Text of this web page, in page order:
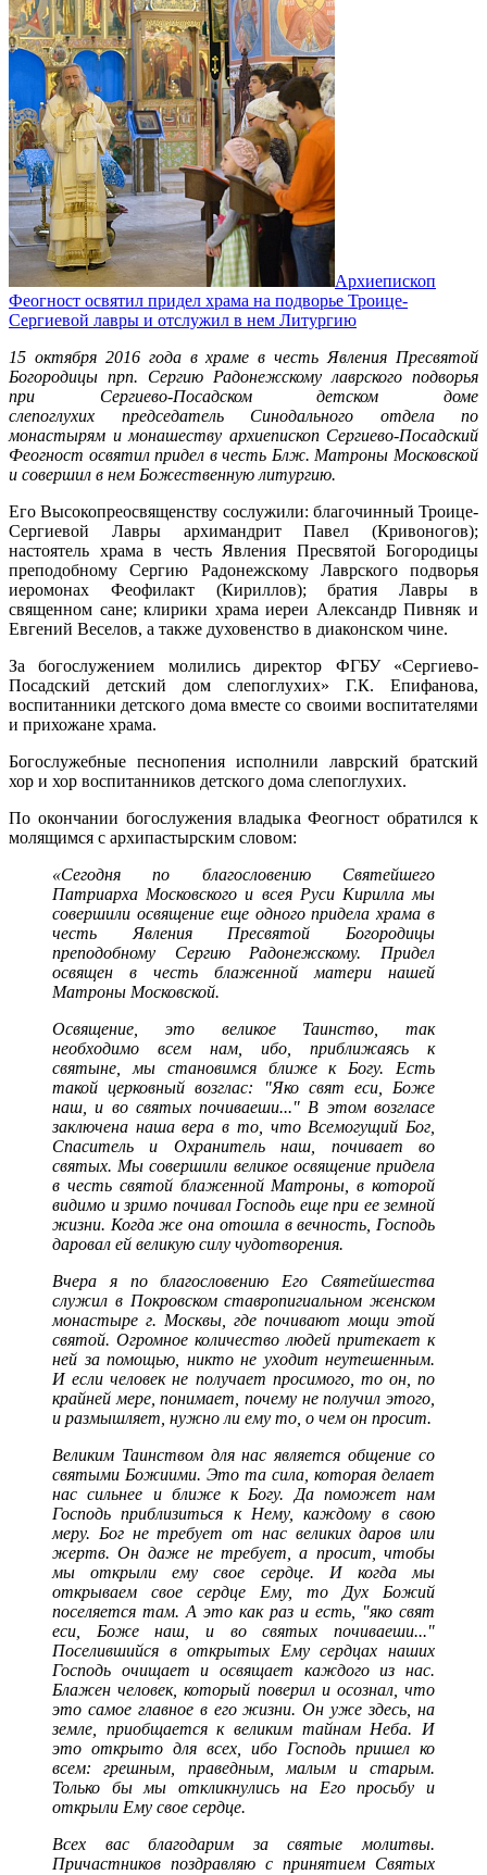
Архиепископ
Феогност освятил придел храма на подворье Троице-
Сергиевой лавры и отслужил в нем Литургию
15 октября 2016 года в храме в честь Явления Пресвятой
Богородицы прп. Сергию Радонежскому лаврского подворья
при Сергиево-Посадском детском доме
слепоглухих председатель Синодального отдела по
монастырям и монашеству архиепископ Сергиево-Посадский
Феогност освятил придел в честь Блж. Матроны Московской
и совершил в нем Божественную литургию.
Его Высокопреосвященству сослужили: благочинный Троице-
Сергиевой Лавры архимандрит Павел (Кривоногов);
настоятель храма в честь Явления Пресвятой Богородицы
преподобному Сергию Радонежскому Лаврского подворья
иеромонах Феофилакт (Кириллов); братия Лавры в
священном сане; клирики храма иереи Александр Пивняк и
Евгений Веселов, а также духовенство в диаконском чине.
За богослужением молились директор ФГБУ «Сергиево-
Посадский детский дом слепоглухих» Г.К. Епифанова,
воспитанники детского дома вместе со своими воспитателями
и прихожане храма.
Богослужебные песнопения исполнили лаврский братский
хор и хор воспитанников детского дома слепоглухих.
По окончании богослужения владыка Феогност обратился к
молящимся с архипастырским словом:
«Сегодня по благословению Святейшего
Патриарха Московского и всея Руси Кирилла мы
совершили освящение еще одного придела храма в
честь Явления Пресвятой Богородицы
преподобному Сергию Радонежскому. Придел
освящен в честь блаженной матери нашей
Матроны Московской.
Освящение, это великое Таинство, так
необходимо всем нам, ибо, приближаясь к
святыне, мы становимся ближе к Богу. Есть
такой церковный возглас: "Яко свят еси, Боже
наш, и во святых почиваеши..." В этом возгласе
заключена наша вера в то, что Всемогущий Бог,
Спаситель и Охранитель наш, почивает во
святых. Мы совершили великое освящение придела
в честь святой блаженной Матроны, в которой
видимо и зримо почивал Господь еще при ее земной
жизни. Когда же она отошла в вечность, Господь
даровал ей великую силу чудотворения.
Вчера я по благословению Его Святейшества
служил в Покровском ставропигиальном женском
монастыре г. Москвы, где почивают мощи этой
святой. Огромное количество людей притекает к
ней за помощью, никто не уходит неутешенным.
И если человек не получает просимого, то он, по
крайней мере, понимает, почему не получил этого,
и размышляет, нужно ли ему то, о чем он просит.
Великим Таинством для нас является общение со
святыми Божиими. Это та сила, которая делает
нас сильнее и ближе к Богу. Да поможет нам
Господь приблизиться к Нему, каждому в свою
меру. Бог не требует от нас великих даров или
жертв. Он даже не требует, а просит, чтобы
мы открыли ему свое сердце. И когда мы
открываем свое сердце Ему, то Дух Божий
поселяется там. А это как раз и есть, "яко свят
еси, Боже наш, и во святых почиваеши..."
Поселившийся в открытых Ему сердцах наших
Господь очищает и освящает каждого из нас.
Блажен человек, который поверил и осознал, что
это самое главное в его жизни. Он уже здесь, на
земле, приобщается к великим тайнам Неба. И
это открыто для всех, ибо Господь пришел ко
всем: грешным, праведным, малым и старым.
Только бы мы откликнулись на Его просьбу и
открыли Ему свое сердце.
Всех вас благодарим за святые молитвы.
Причастников поздравляю с принятием Святых